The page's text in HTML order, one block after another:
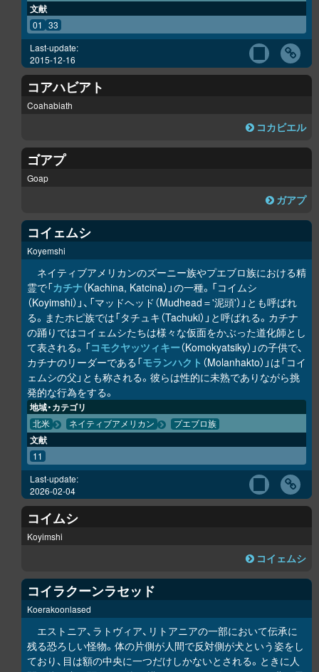
文献
01 33
Last-update:
2015-12-16
コアハビアト
Coahabiath
コカビエル
ゴアプ
Goap
ガアプ
コイェムシ
Koyemshi
ネイティブアメリカンのズーニー族やプエブロ族における精
霊で「カチナ（Kachina, Katcina）」の一種。「コイムシ
（Koyimshi）」、「マッドヘッド（Mudhead＝'泥頭'）」とも呼ばれ
る。またホピ族では「タチュキ（Tachuki）」と呼ばれる。カチナ
の踊りではコイェムシたちは様々な仮面をかぶった道化師とし
て表される。「コモクヤッツィキー（Komokyatsiky）」の子供で、
カチナのリーダーである「モランハクト （Molanhakto）」は「コイ
ェムシの父」とも称される。彼らは性的に未熟でありながら挑
発的な行為をする。
地域・カテゴリ
北米 ネイティブアメリカン プエブロ族
文献
11
Last-update:
2026-02-04
コイムシ
Koyimshi
コイェムシ
コイラクーンラセッド
Koerakoonlased
エストニア、ラトヴィア、リトアニアの一部において伝承に
残る恐ろしい怪物。体の片側が人間で反対側が犬という姿をし
ており、目は額の中央に一つだけしかないとされる。ときに人